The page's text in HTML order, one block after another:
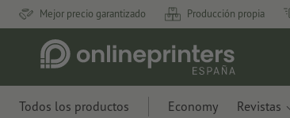
Mejor precio garantizado Producción propia
Todos los productos Economy Revistas